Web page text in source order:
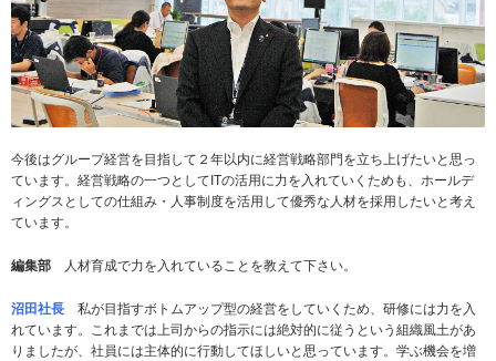
今後はグループ経営を目指して２年以内に経営戦略部門を立ち上げたいと思っ
ています。経営戦略の一つとしてITの活用に力を入れていくためも、ホールデ
ィングスとしての仕組み・人事制度を活用して優秀な人材を採用したいと考え
ています。
編集部 人材育成で力を入れていることを教えて下さい。
沼田社長
私が目指すボトムアップ型の経営をしていくため、研修には力を入
れています。これまでは上司からの指示には絶対的に従うという組織風土があ
りましたが、社員には主体的に行動してほしいと思っています。学ぶ機会を増